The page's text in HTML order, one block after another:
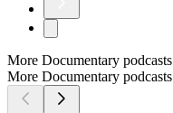
More Documentary podcasts
More Documentary podcasts